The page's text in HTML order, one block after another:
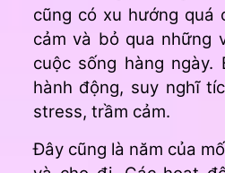
cũng có xu hướng quá
cảm và bỏ qua những
cuộc sống hàng ngày.
hành động, suy nghĩ
stress, trầm cảm.
Đây cũng là năm của